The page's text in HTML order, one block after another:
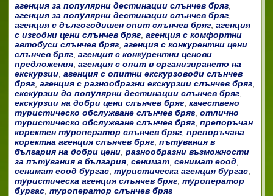
агенция за популярни дестинации слънчев бряг,
агенция за популярни дестинации слънчев бряг,
агенция с дългогодишен опит слънчев бряг, агенция
с изгодни цени слънчев бряг, агенция с комфортни
автобуси слънчев бряг, агенция с конкурентни цени
слънчев бряг, агенция с конкурентни ценови
предложения, агенция с опит в организирането на
екскурзии, агенция с опитни екскурзоводи слънчев
бряг, агенция с разнообразни екскурзии слънчев бряг,
екскурзии до популярни дестинации слънчев бряг,
екскурзии на добри цени слънчев бряг, качествено
туристическо обслужване слънчев бряг, отлично
туристическо обслужване слънчев бряг, препоръчан
коректен туроператор слънчев бряг, препоръчана
коректна агенция слънчев бряг, пътувания в
българия на добри цени, разнообразни възможности
за пътувания в българия, сенимат, сенимат еоод,
сенимат еоод бургас, туристическа агенция бургас,
туристическа агенция слънчев бряг, туроператор
бургас, туроператор слънчев бряг